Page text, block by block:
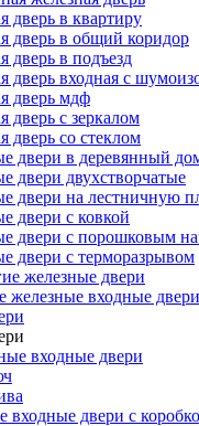
дверь в квартиру
дверь в общий коридор
дверь в подъезд
дверь входная с
дверь мдф
дверь с зеркалом
дверь со стеклом
двери в деревянный
двери двухстворчатые
двери на лестничную
двери с ковкой
двери с порошковым
двери с терморазрывом
железные двери
железные входные двери
входные двери
входные двери с